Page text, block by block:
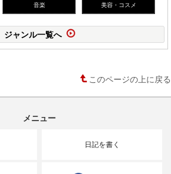
音楽 美容・コスメ
ジャンル一覧へ
このページの上に戻る
メニュー
日記を書く